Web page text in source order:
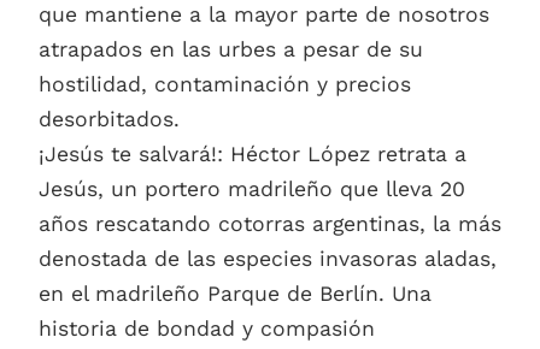
que mantiene a la mayor parte de nosotros
atrapados en las urbes a pesar de su
hostilidad, contaminación y precios
desorbitados.
¡Jesús te salvará!: Héctor López retrata a
Jesús, un portero madrileño que lleva 20
años rescatando cotorras argentinas, la más
denostada de las especies invasoras aladas,
en el madrileño Parque de Berlín. Una
historia de bondad y compasión